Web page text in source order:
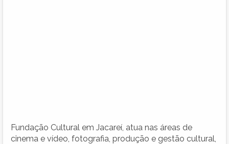
Fundação Cultural em Jacareí, atua nas áreas de
cinema e vídeo, fotografia, produção e gestão cultural,